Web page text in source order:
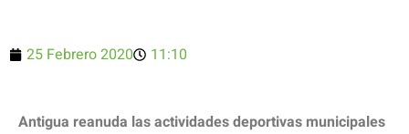
25 Febrero 2020 11:10
Antigua reanuda las actividades deportivas municipales